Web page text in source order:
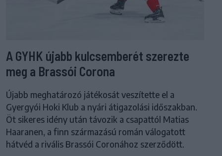
A GYHK újabb kulcsemberét szerezte
meg a Brassói Corona
Újabb meghatározó játékosát veszítette el a
Gyergyói Hoki Klub a nyári átigazolási időszakban.
Öt sikeres idény után távozik a csapattól Matias
Haaranen, a finn származású román válogatott
hátvéd a rivális Brassói Coronához szerződött.